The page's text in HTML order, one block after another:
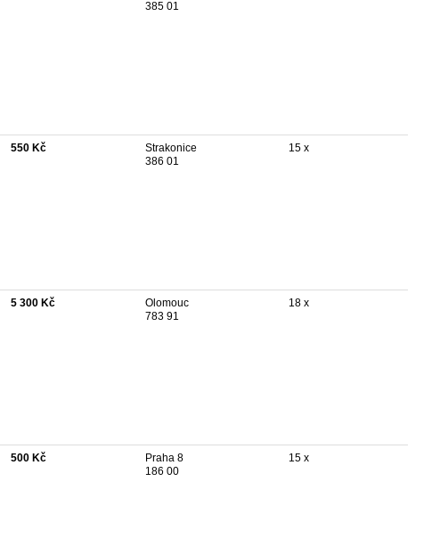
385 01
550 Kč
Strakonice
386 01
15 x
5 300 Kč
Olomouc
783 91
18 x
500 Kč
Praha 8
186 00
15 x